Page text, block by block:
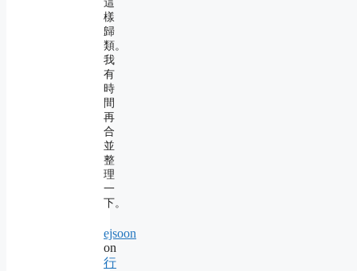
這
樣
歸
類。
我
有
時
間
再
合
並
整
理
一
下。
ejsoon
on
行